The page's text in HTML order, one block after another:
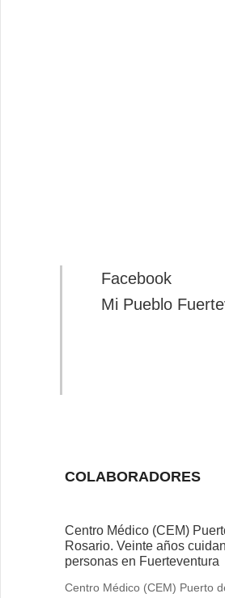
Facebook
Mi Pueblo
COLABORADORES
Centro Médico (CEM)
Rosario. Veinte años
personas en Fuerteventura
Centro Médico (CEM) Puerto